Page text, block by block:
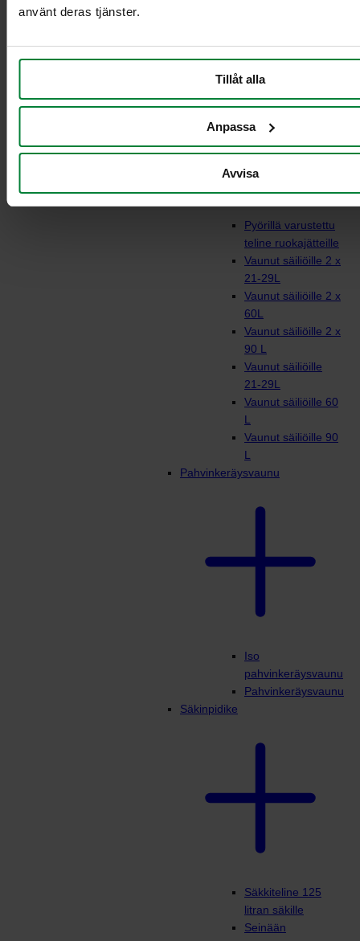
använt deras tjänster.
Tillåt alla
Anpassa
Avvisa
Pyörillä varustettu
teline ruokajätteille
Vaunut säiliöille 2 x
21-29L
Vaunut säiliöille 2 x
60L
Vaunut säiliöille 2 x
90 L
Vaunut säiliöille
21-29L
Vaunut säiliöille 60
L
Vaunut säiliöille 90
L
Pahvinkeräysvaunu
Iso
pahvinkeräysvaunu
Pahvinkeräysvaunu
Säkinpidike
Säkkiteline 125
litran säkille
Seinään